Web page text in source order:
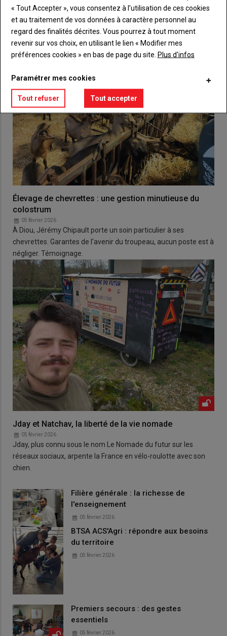
VOUS AIMEREZ AUSSI
Élevage de chevrettes : une gestion minutieuse du
colostrum
05 février 2026
À Diou, Jérémy Chipault porte un soin particulier à ses
chevrettes. Garantes de l'avenir du troupeau, aucun poste est à
négliger. Témoignage.
Jday et Natchav, la liberté de la vie nomade
05 février 2026
Jday, plus connu sous le nom Le Nomade du futur sur les
réseaux sociaux, arpente la France en vélo-roulotte avec son
chien.
Filière générale : la richesse de
l'enseignement
05 février 2026
BTSA ACS'Agri : répondre aux besoins
du territoire
05 février 2026
Premiers secours : des gestes
essentiels
05 février 2026
« Tout Accepter », vous consentez à l’utilisation de ces cookies
et au traitement de vos données à caractère personnel au
regard des finalités décrites. Vous pourrez à tout moment
revenir sur vos choix, en utilisant le lien « Modifier mes
préférences cookies » en bas de page du site. Plus d'infos
Paramétrer mes cookies
Tout refuser Tout accepter